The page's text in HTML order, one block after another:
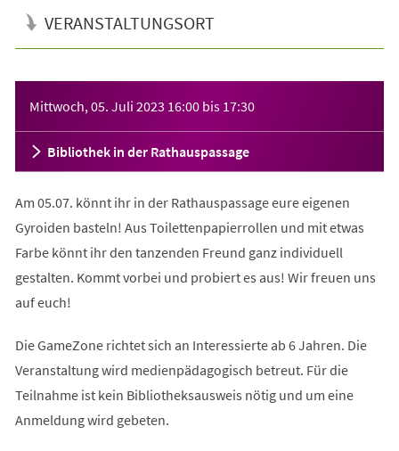
VERANSTALTUNGSORT
Mittwoch, 05. Juli 2023 16:00 bis 17:30
Bibliothek in der Rathauspassage
Am 05.07. könnt ihr in der Rathauspassage eure eigenen
Gyroiden basteln! Aus Toilettenpapierrollen und mit etwas
Farbe könnt ihr den tanzenden Freund ganz individuell
gestalten. Kommt vorbei und probiert es aus! Wir freuen uns
auf euch!
Die GameZone richtet sich an Interessierte ab 6 Jahren. Die
Veranstaltung wird medienpädagogisch betreut. Für die
Teilnahme ist kein Bibliotheksausweis nötig und um eine
Anmeldung wird gebeten.